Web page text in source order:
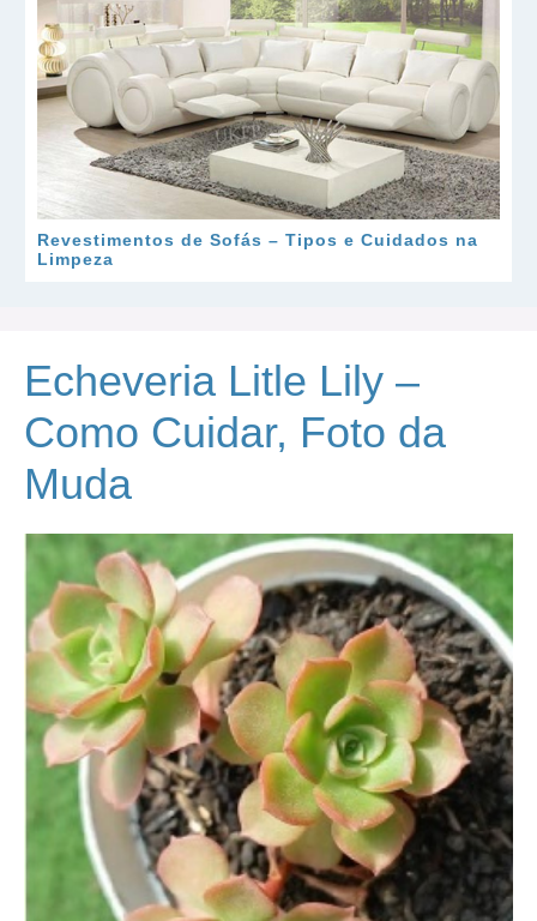
Revestimentos de Sofás – Tipos e Cuidados na
Limpeza
Echeveria Litle Lily –
Como Cuidar, Foto da
Muda